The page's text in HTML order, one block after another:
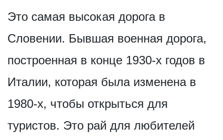
Это самая высокая дорога в
Словении. Бывшая военная дорога,
построенная в конце 1930-х годов в
Италии, которая была изменена в
1980-х, чтобы открыться для
туристов. Это рай для любителей